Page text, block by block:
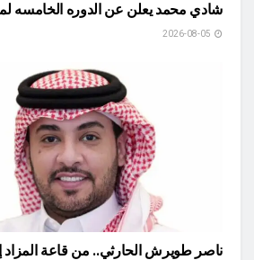
شادي محمد يعلن عن الدوره الخامسه
ناصر طويرش الحارثي.. من قاعة